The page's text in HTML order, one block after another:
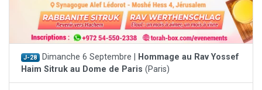
J-28 Dimanche 6 Septembre |
Hommage au Rav Yossef
Haim Sitruk au Dome de Paris (Paris)